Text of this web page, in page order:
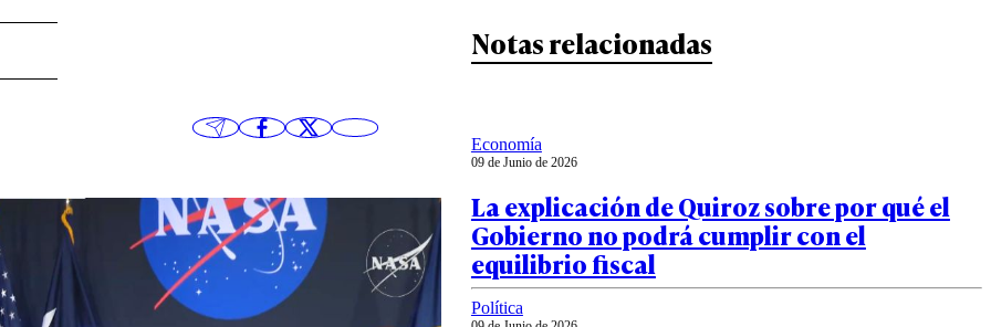
Notas relacionadas
Economía
09 de Junio de 2026
La explicación de Quiroz sobre por qué el
Gobierno no podrá cumplir con el
equilibrio fiscal
Política